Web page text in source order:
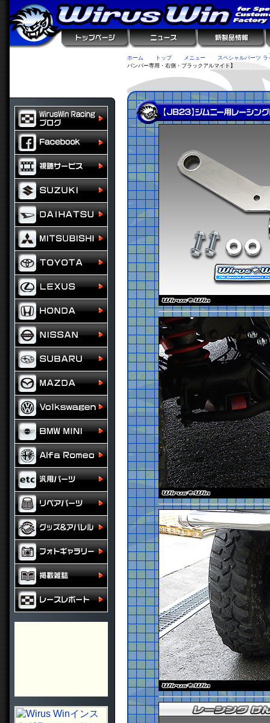
ホーム トップ メニュー
スペシャルパーツ ラ
バンパー専用・右側・ブラックアルマイト】